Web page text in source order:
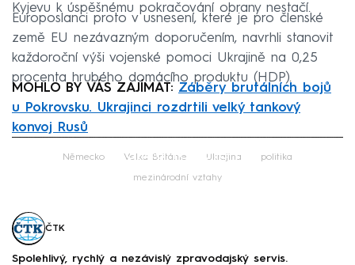
Kyjevu k úspěšnému pokračování obrany nestačí.
Europoslanci proto v usnesení, které je pro členské
země EU nezávazným doporučením, navrhli stanovit
každoroční výši vojenské pomoci Ukrajině na 0,25
procenta hrubého domácího produktu (HDP).
MOHLO BY VÁS ZAJÍMAT: Záběry brutálních bojů
u Pokrovsku. Ukrajinci rozdrtili velký tankový
konvoj Rusů
Failed to fetch
Německo Velká Británie Ukrajina politika
mezinárodní vztahy
ČTK
Spolehlivý, rychlý a nezávislý zpravodajský servis.